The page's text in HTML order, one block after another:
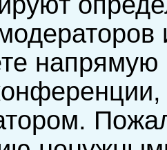
напрямую